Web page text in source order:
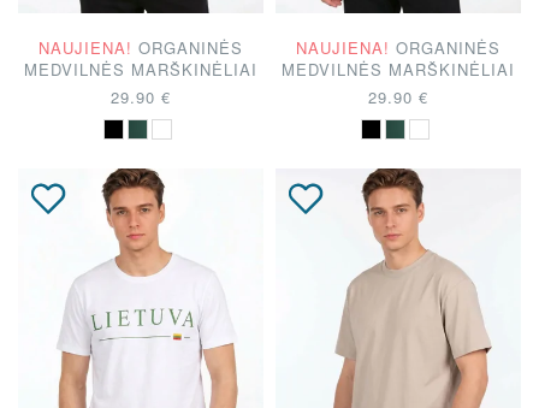
NAUJIENA! ORGANINĖS
MEDVILNĖS MARŠKINĖLIAI
29.90 €
NAUJIENA! ORGANINĖS
MEDVILNĖS MARŠKINĖLIAI
29.90 €